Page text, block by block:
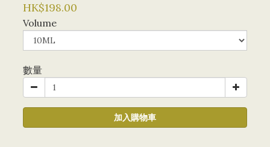
HK$198.00
Volume
數量
加入購物車